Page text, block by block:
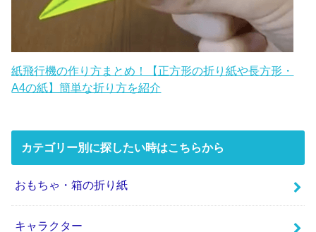
紙飛行機の作り方まとめ！【正方形の折り紙や長方形・
A4の紙】簡単な折り方を紹介
カテゴリー別に探したい時はこちらから
おもちゃ・箱の折り紙
キャラクター